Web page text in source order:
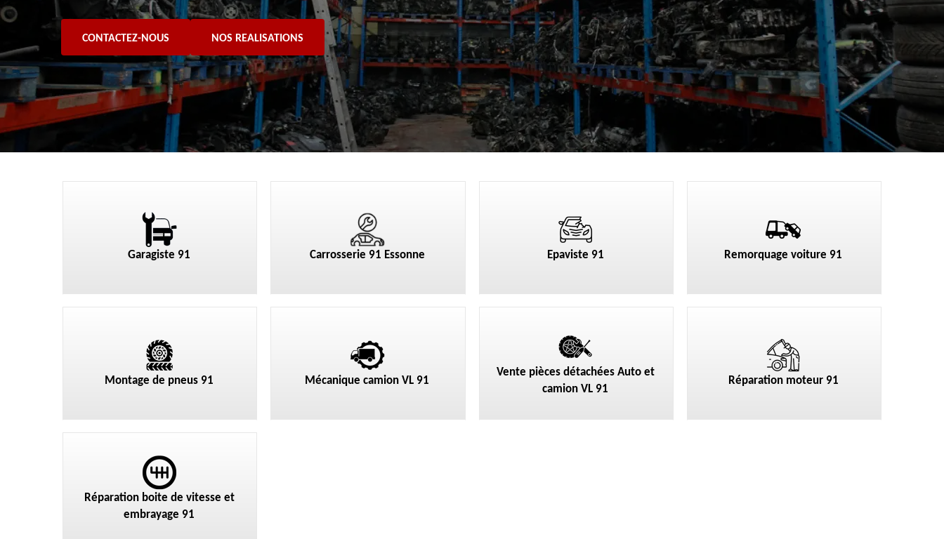
CONTACTEZ-NOUS NOS REALISATIONS
Garagiste 91 Carrosserie 91 Essonne Epaviste 91 Remorquage voiture 91
Montage de pneus 91 Mécanique camion VL 91
Vente pièces détachées Auto et
camion VL 91
Réparation moteur 91
Réparation boite de vitesse et
embrayage 91